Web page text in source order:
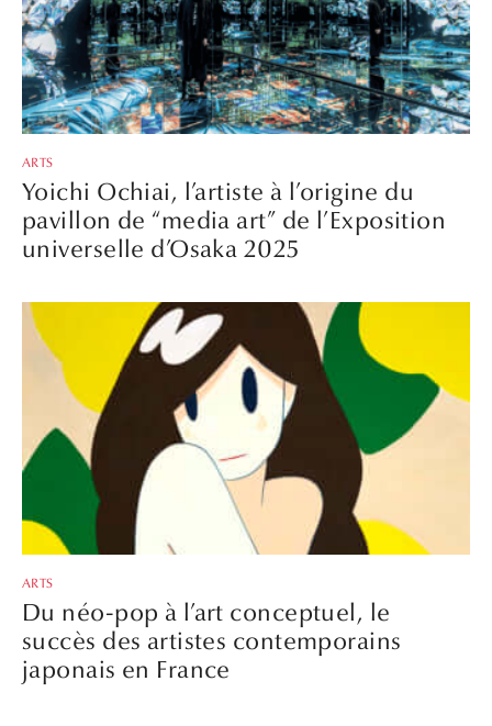
ARTS
Yoichi Ochiai, l’artiste à l’origine du
pavillon de “media art” de l’Exposition
universelle d’Osaka 2025
ARTS
Du néo-pop à l’art conceptuel, le
succès des artistes contemporains
japonais en France